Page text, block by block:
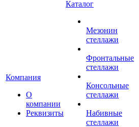
Компания
О
компании
Реквизиты
Каталог
Мезонин
стеллажи
Фронтальные
стеллажи
Консольные
стеллажи
Набивные
стеллажи